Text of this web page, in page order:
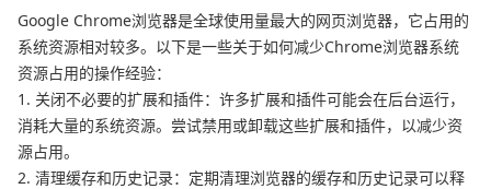
Google Chrome浏览器是全球使用量最大的网页浏览器，它占用的
系统资源相对较多。以下是一些关于如何减少Chrome浏览器系统
资源占用的操作经验：
1. 关闭不必要的扩展和插件：许多扩展和插件可能会在后台运行，
消耗大量的系统资源。尝试禁用或卸载这些扩展和插件，以减少资
源占用。
2. 清理缓存和历史记录：定期清理浏览器的缓存和历史记录可以释